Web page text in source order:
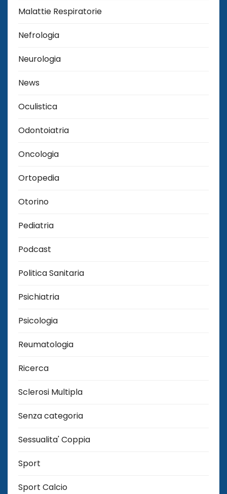
Malattie Respiratorie
Nefrologia
Neurologia
News
Oculistica
Odontoiatria
Oncologia
Ortopedia
Otorino
Pediatria
Podcast
Politica Sanitaria
Psichiatria
Psicologia
Reumatologia
Ricerca
Sclerosi Multipla
Senza categoria
Sessualita' Coppia
Sport
Sport Calcio